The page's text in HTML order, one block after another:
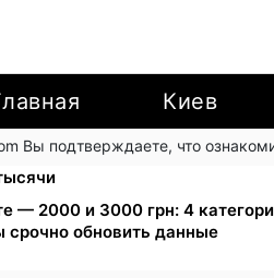
Киев
Вы подтверждаете, что
от ареста за коммуналку:
— 2000 и 3000 грн: 4
обновить данные